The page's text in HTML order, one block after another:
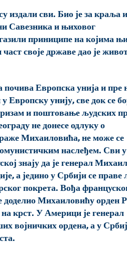
издали сви. Био је за краља
Савезника и њиховог
приниципе на којима
своје државе дао је
почива Европска унија и пре
Европску унију, све док се
и поштовање људских
не донесе одлуку о
Михаиловића, не може се
наслеђем. Сви у
знају да је генерал
а једино у Србији се праве
покрета. Вођа
доделио Михаиловићу орден
на крст. У Америци је генерал
војничких ордена, а у